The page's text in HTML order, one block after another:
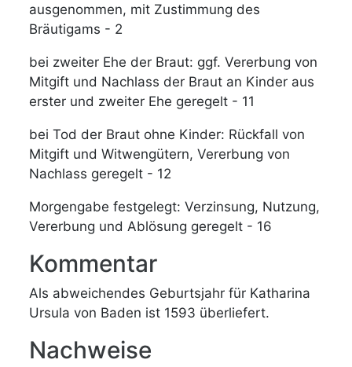
ausgenommen, mit Zustimmung des
Bräutigams - 2
bei zweiter Ehe der Braut: ggf. Vererbung von
Mitgift und Nachlass der Braut an Kinder aus
erster und zweiter Ehe geregelt - 11
bei Tod der Braut ohne Kinder: Rückfall von
Mitgift und Witwengütern, Vererbung von
Nachlass geregelt - 12
Morgengabe festgelegt: Verzinsung, Nutzung,
Vererbung und Ablösung geregelt - 16
Kommentar
Als abweichendes Geburtsjahr für Katharina
Ursula von Baden ist 1593 überliefert.
Nachweise